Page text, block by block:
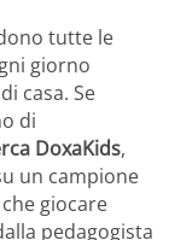
tutte le
giorno
casa. Se
di
DoxaKids,
un campione
giocare
pedagogista